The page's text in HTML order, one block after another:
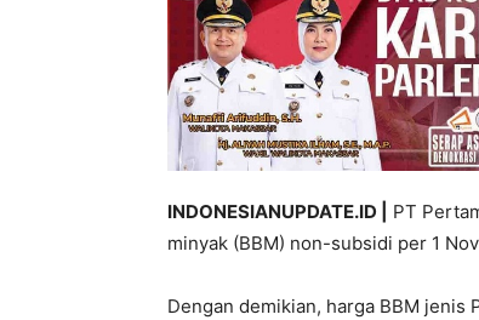
INDONESIANUPDATE.ID |
PT
minyak (BBM) non-subsidi per 1
Dengan demikian, harga BBM jenis